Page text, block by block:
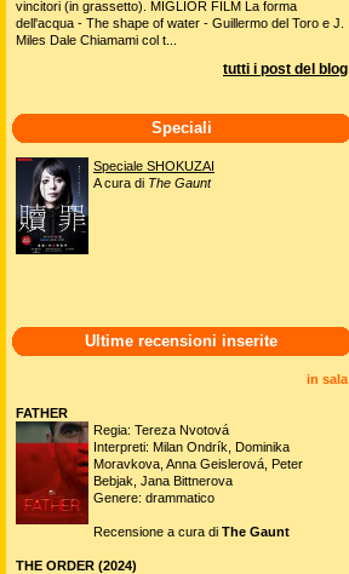
vincitori (in grassetto). MIGLIOR FILM La forma
dell'acqua - The shape of water - Guillermo del Toro e J.
Miles Dale Chiamami col t...
tutti i post del blog
Speciali
Speciale SHOKUZAI
A cura di The Gaunt
Ultime recensioni inserite
in sala
FATHER
Regia: Tereza Nvotová
Interpreti: Milan Ondrík, Dominika
Moravkova, Anna Geislerová, Peter
Bebjak, Jana Bittnerova
Genere: drammatico
Recensione a cura di The Gaunt
THE ORDER (2024)